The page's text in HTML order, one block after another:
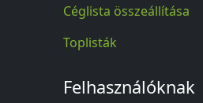
Céglista összeállítása
Toplisták
Felhasználóknak